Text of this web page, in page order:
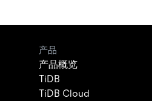
产品
产品概览
TiDB
TiDB Cloud